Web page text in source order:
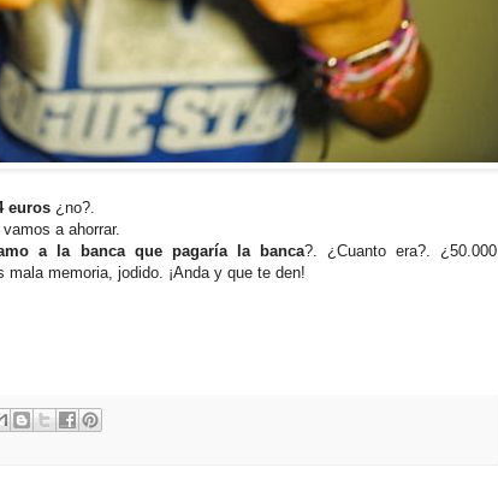
euros ¿no?.
a ahorrar.
a la banca que pagaría la banca?. ¿Cuanto era?. ¿50.000
mala memoria, jodido. ¡Anda y que te den!